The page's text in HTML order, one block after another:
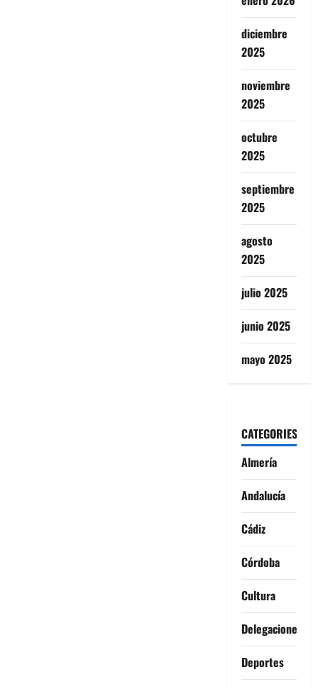
diciembre
2025
noviembre
2025
octubre
2025
septiembre
2025
agosto
2025
julio 2025
junio 2025
mayo 2025
CATEGORIES
Almería
Andalucía
Cádiz
Córdoba
Cultura
Delegaciones
Deportes